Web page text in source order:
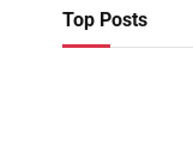
Top Posts